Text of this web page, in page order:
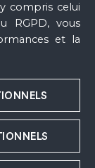
compris celui
RGPD, vous
et la